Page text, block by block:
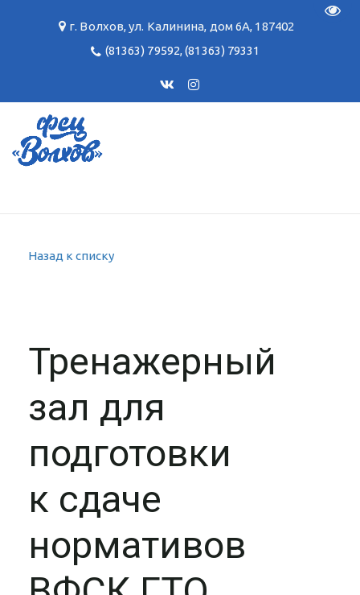
г. Волхов,ул. Калинина, дом 6А, 187402
(81363) 79592,(81363) 79331
Назад к списку
Тренажерный
зал для
подготовки
к сдаче
нормативов